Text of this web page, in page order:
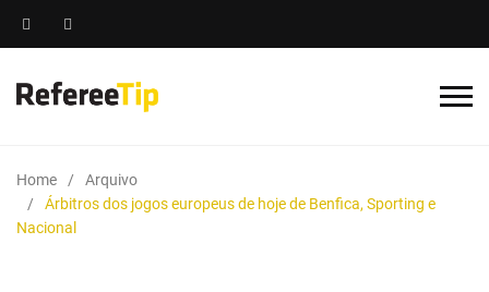
Home
Arquivo
Árbitros dos jogos europeus de hoje de Benfica, Sporting e
Nacional